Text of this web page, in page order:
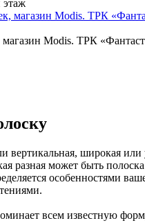
этаж
Modis. ТРК
вертикальная, широкая или
разная может быть
особенностями
всем известную